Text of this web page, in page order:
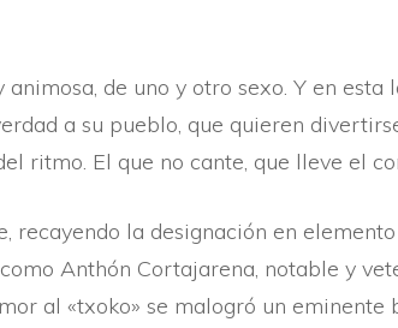
de uno y otro sexo. Y en
a su pueblo, que quieren
ritmo. El que no cante, que lleve el
recayendo la designación en
Anthón Cortajarena, notable y
al «txoko» se malogró un